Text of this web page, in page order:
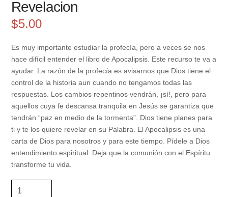
Revelacion
$5.00
Es muy importante estudiar la profecía, pero a veces se nos
hace difícil entender el libro de Apocalipsis. Este recurso te va a
ayudar. La razón de la profecía es avisarnos que Dios tiene el
control de la historia aun cuando no tengamos todas las
respuestas. Los cambios repentinos vendrán, ¡sí!, pero para
aquellos cuya fe descansa tranquila en Jesús se garantiza que
tendrán “paz en medio de la tormenta”. Dios tiene planes para
ti y te los quiere revelar en su Palabra. El Apocalipsis es una
carta de Dios para nosotros y para este tiempo. Pídele a Dios
entendimiento espiritual. Deja que la comunión con el Espíritu
transforme tu vida.